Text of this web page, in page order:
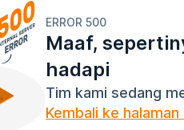
ERROR 500
Maaf,
hadapi
Tim kami sedang
Kembali ke halaman